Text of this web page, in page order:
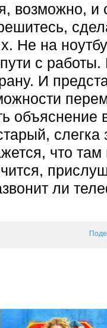
возможно,
Не на
с работы.
И
объяснение
слегка
что там
ли